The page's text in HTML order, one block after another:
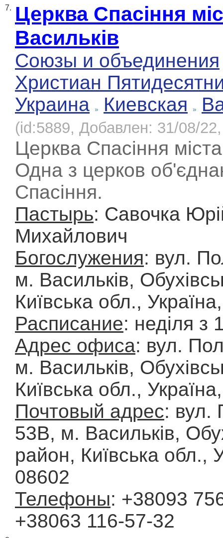
7. Церква Спасіння
Васильків
Союзы и объединения
Христиан
Украина
Киевская
(id:5889, Добавлен: 31/08/
Церква Спасіння
Одна з церков
Спасіння.
Пастырь: Савочка
Михайлович
Богослужения: вул.
м. Васильків,
Київська обл.,
Расписание: неділя з
Адрес офиса: вул.
м. Васильків,
Київська обл.,
Почтовый адрес: вул.
53В, м. Васильків,
район, Київська обл.,
08602
Телефоны: +38093
+38063 116-57-32